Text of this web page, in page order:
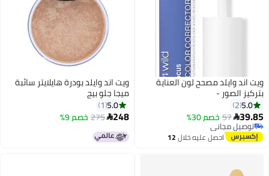
ويت اند وايلد مصحح لون العناية
بتركيز الصور -
5.0
2
39.85
57 خصم 30%
توصيل مجاني
توصيل مجانياحصل عليه خلال12
ويت اند وايلد بودرة هايلايتر سائبة
ميجا جلو بيج
5.0
1
248
275 خصم 9%